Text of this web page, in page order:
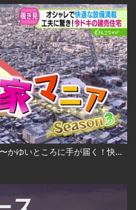
岡崎和久のお家マニア Season3〜かゆいところに手が届く！快適建売住宅 2025-03-17